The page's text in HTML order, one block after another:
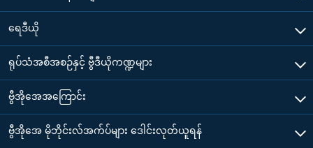
ရေဒီယို
ရုပ်သံအစီအစဉ်နှင့် ဗွီဒီယိုကဏ္ဍများ
ဗွီအိုအေအကြောင်း
ဗွီအိုအေ မိုဘိုင်းလ်အက်ပ်များ ဒေါင်းလုတ်ယူရန်